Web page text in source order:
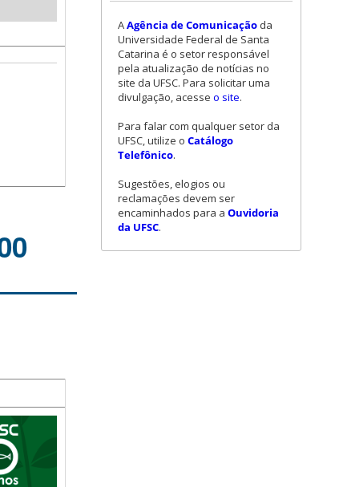
AAgência de Comunicação da
Universidade Federal de Santa
Catarina é o setor responsável
pela atualização de notícias no
site da UFSC. Para solicitar uma
divulgação, acesse o site.
Para falar com qualquer setor da
UFSC, utilize o Catálogo
Telefônico.
Sugestões, elogios ou
reclamações devem ser
encaminhados para a Ouvidoria
da UFSC.